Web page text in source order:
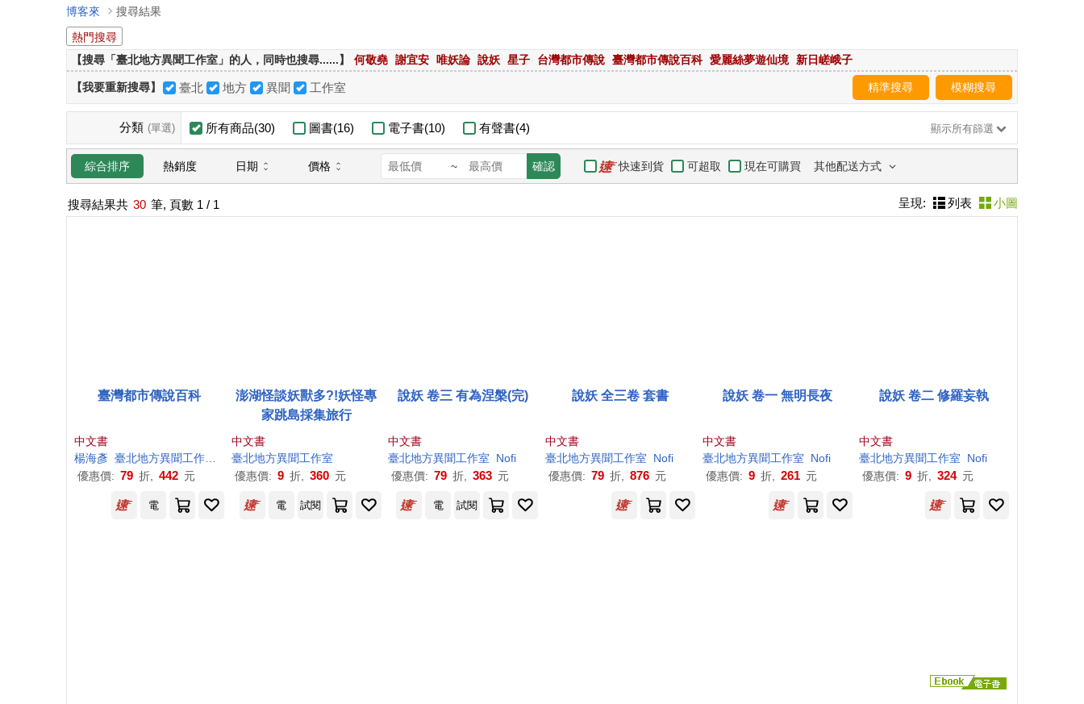
博客來
搜尋結果
熱門搜尋
【搜尋「臺北地方異聞工作室」的人，同時也搜尋......】
何敬堯 謝宜安 唯妖論 說妖 星子 台灣都市傳說 臺灣都市傳說百科 愛麗絲夢遊仙境 新日嵯峨子
【我要重新搜尋】 臺北 地方 異聞 工作室 精準搜尋 模糊搜尋
分類 (單選) 所有商品(30) 圖書(16) 電子書(10) 有聲書(4) 顯示所有篩選
綜合排序 熱銷度 日期 價格 ~ 確認 快速到貨 可超取 現在可購買 其他配送方式
搜尋結果共 30 筆, 頁數 1 / 1 呈現: 列表 小圖
臺灣都市傳說百科
中文書
楊海彥 臺北地方異聞工作室 謝宜安 阮宗憲 張季雅
葒
優惠價: 79 折, 442 元
澎湖怪談妖獸多?!妖怪專
家跳島採集旅行
中文書
臺北地方異聞工作室
優惠價: 9 折, 360 元
說妖 卷三 有為涅槃(完)
中文書
臺北地方異聞工作室
Nofi
優惠價: 79 折, 363 元
說妖 全三卷 套書
中文書
臺北地方異聞工作室
Nofi
優惠價: 79 折, 876 元
說妖 卷一 無明長夜
中文書
臺北地方異聞工作室
Nofi
優惠價: 9 折, 261 元
說妖 卷二 修羅妄執
中文書
臺北地方異聞工作室
Nofi
優惠價: 9 折, 324 元
電 電 試閱 電 試閱